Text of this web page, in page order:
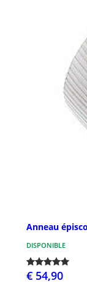
Anneau
DISPONIBLE
€ 54,90